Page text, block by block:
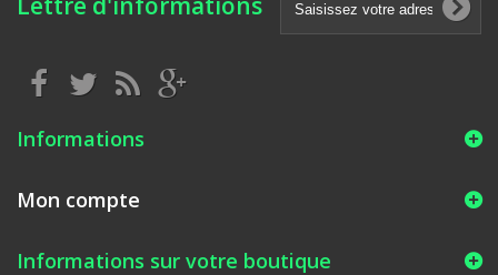
Informations
Mon compte
Informations sur votre boutique